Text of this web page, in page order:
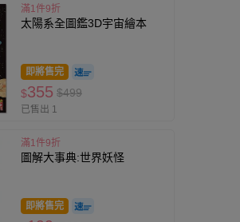
滿1件9折
太陽系全圖鑑3D宇宙繪本
即將售完
$355 $499
已售出 1
滿1件9折
圖解大事典:世界妖怪
即將售完